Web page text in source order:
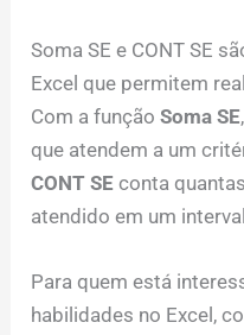
Soma SE e CONT SE
Excel que permitem
Com a funçãoSoma SE
que atendem a um
CONT SE conta
atendido em um
Para quem está
habilidades no Excel,